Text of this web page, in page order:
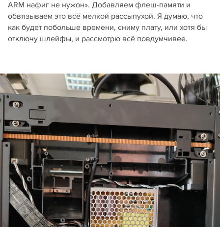
ARM нафиг не нужон». Добавляем флеш-памяти и
обвязываем это всё мелкой рассыпухой. Я думаю, что
как будет побольше времени, сниму плату, или хотя бы
отключу шлейфы, и рассмотрю всё повдумчивее.